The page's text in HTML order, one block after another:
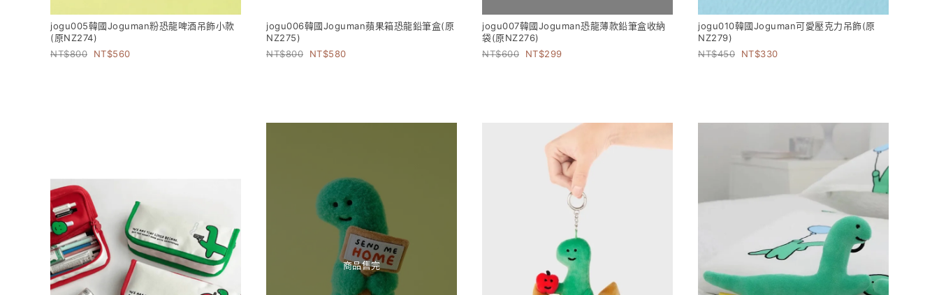
jogu005韓國Joguman粉恐龍啤酒吊飾小款
(原NZ274)
800
560
jogu006韓國Joguman蘋果箱恐龍鉛筆盒(原
NZ275)
800
580
jogu007韓國Joguman恐龍薄款鉛筆盒收納
袋(原NZ276)
600
299
jogu010韓國Joguman可愛壓克力吊飾(原
NZ279)
450
330
商品售完